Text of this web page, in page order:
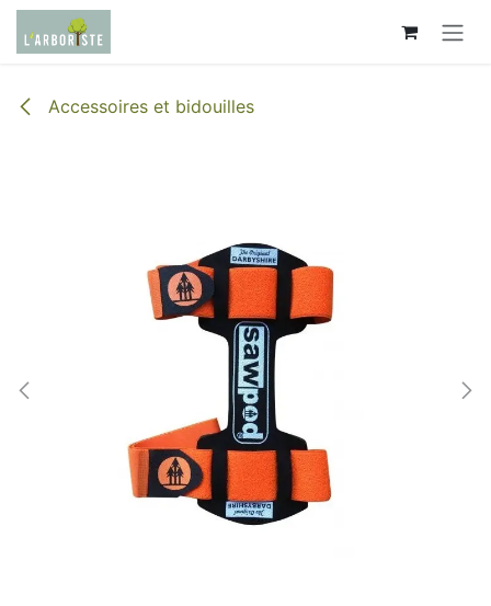
Se rendre au contenu
Accessoires et bidouilles